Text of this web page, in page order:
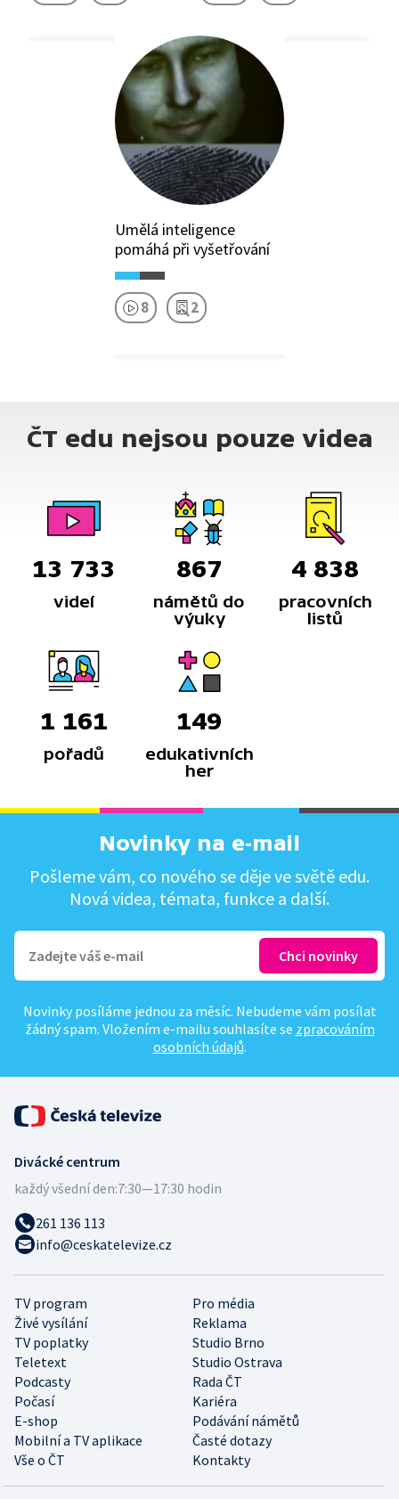
Umělá inteligence
pomáhá při vyšetřování
8 2
ČT edu nejsou pouze videa
13 733
videí
867
námětů do
výuky
4 838
pracovních
listů
1 161
pořadů
149
edukativních
her
Novinky na e-mail
Pošleme vám, co nového se děje ve světě edu.
Nová videa, témata, funkce a další.
Novinky posíláme jednou za měsíc. Nebudeme vám posílat
žádný spam. Vložením e-mailu souhlasíte se zpracováním
osobních údajů.